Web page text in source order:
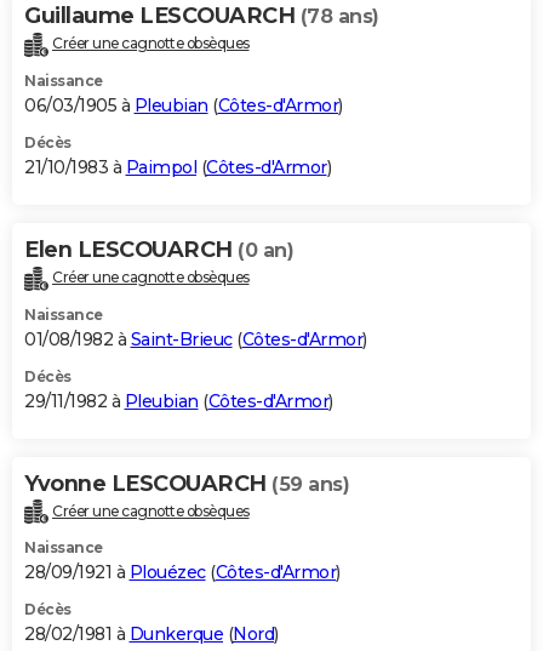
Guillaume LESCOUARCH (78 ans)
Créer une cagnotte obsèques
Naissance
06/03/1905 à Pleubian (Côtes-d'Armor)
Décès
21/10/1983 à Paimpol (Côtes-d'Armor)
Elen LESCOUARCH (0 an)
Créer une cagnotte obsèques
Naissance
01/08/1982 à Saint-Brieuc(Côtes-d'Armor)
Décès
29/11/1982 à Pleubian (Côtes-d'Armor)
Yvonne LESCOUARCH (59 ans)
Créer une cagnotte obsèques
Naissance
28/09/1921 à Plouézec(Côtes-d'Armor)
Décès
28/02/1981 à Dunkerque (Nord)